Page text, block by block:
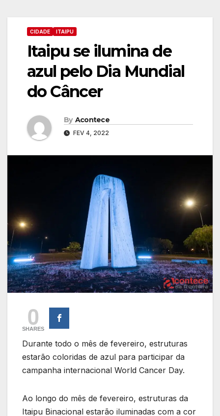
CIDADE ITAIPU
Itaipu se ilumina de
azul pelo Dia Mundial
do Câncer
By Acontece
FEV 4, 2022
0
SHARES
Durante todo o mês de fevereiro, estruturas
estarão coloridas de azul para participar da
campanha internacional World Cancer Day.
Ao longo do mês de fevereiro, estruturas da
Itaipu Binacional estarão iluminadas com a cor